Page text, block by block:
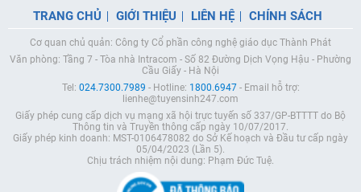
TRANG CHỦ GIỚI THIỆU LIÊN HỆ CHÍNH SÁCH
Cơ quan chủ quản: Công ty Cổ phần công nghệ giáo dục Thành Phát
Văn phòng: Tầng 7 - Tòa nhà Intracom - Số 82 Đường Dịch Vọng Hậu - Phường
Cầu Giấy - Hà Nội
Tel: 024.7300.7989 - Hotline: 1800.6947- Email hỗ trợ:
lienhe@tuyensinh247.com
Giấy phép cung cấp dịch vụ mạng xã hội trực tuyến số 337/GP-BTTTT do Bộ
Thông tin và Truyền thông cấp ngày 10/07/2017.
Giấy phép kinh doanh: MST-0106478082 do Sở Kế hoạch và Đầu tư cấp ngày
05/04/2023 (Lần 5).
Chịu trách nhiệm nội dung: Phạm Đức Tuệ.